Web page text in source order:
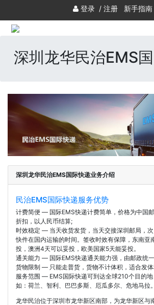
登录 / 注册 新手指南
深圳龙华民治EMS
深圳龙华民治EMS国际快递业务介绍
民治EMS国际快递服务优势
计费简便 — 国际EMS快递计费简单，价格为中国
折扣，以人民币结算;
时效稳定 — 当天收货发货，当天交接深圳邮局，
快件在国内运输的时间。签收时效有保障，东南亚
投，澳洲4天可以妥投，欧美国家5天能妥投。
通关能力 — 国际EMS快递通关能力强，由邮政统一
货物限制 — 只能走普货，货物不计体积，适合发体
服务范围 — EMS国际快递可到达全球210个目的
如：荷兰、智利、巴巴多斯、厄瓜多尔、危地马拉。
龙华民治位于深圳市龙华新区南部，为龙华新区与